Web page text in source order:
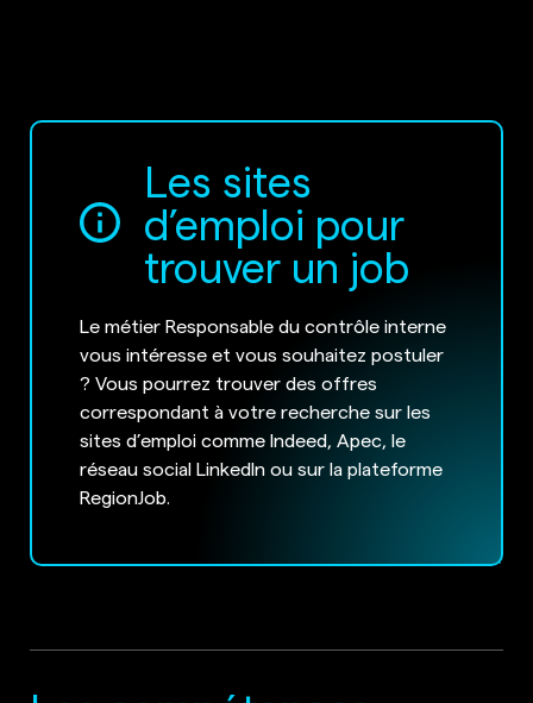
Les sites
d’emploi pour
trouver un job
Le métier Responsable du contrôle interne
vous intéresse et vous souhaitez postuler
? Vous pourrez trouver des offres
correspondant à votre recherche sur les
sites d’emploi comme Indeed, Apec, le
réseau social LinkedIn ou sur la plateforme
RegionJob.